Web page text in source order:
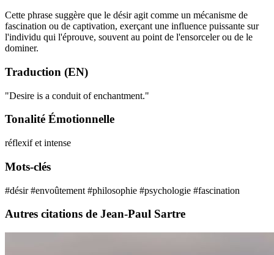
Cette phrase suggère que le désir agit comme un mécanisme de
fascination ou de captivation, exerçant une influence puissante sur
l'individu qui l'éprouve, souvent au point de l'ensorceler ou de le
dominer.
Traduction (EN)
"Desire is a conduit of enchantment."
Tonalité Émotionnelle
réflexif et intense
Mots-clés
#désir#envoûtement #philosophie #psychologie #fascination
Autres citations de Jean-Paul Sartre